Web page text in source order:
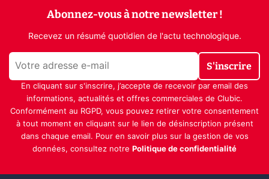
Abonnez-vous à notre newsletter !
Recevez un résumé quotidien de l'actu technologique.
S'inscrire
En cliquant sur s'inscrire, j’accepte de recevoir par email des
informations, actualités et offres commerciales de Clubic.
Conformément au RGPD, vous pouvez retirer votre consentement
à tout moment en cliquant sur le lien de désinscription présent
dans chaque email. Pour en savoir plus sur la gestion de vos
données, consultez notre Politique de confidentialité